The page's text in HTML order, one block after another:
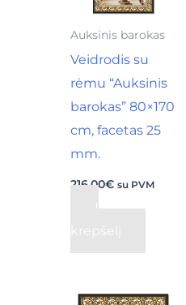
Auksinis barokas
Veidrodis su
rėmu “Auksinis
barokas” 80×170
cm, facetas 25
mm.
216,00€ su PVM
Į
krepšelį